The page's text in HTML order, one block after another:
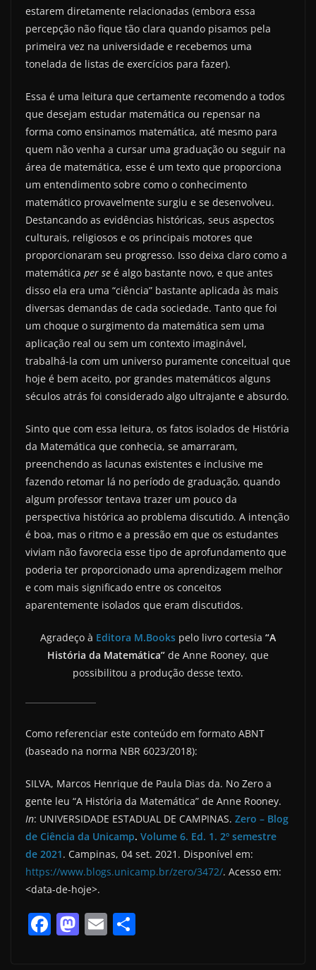
estarem diretamente relacionadas (embora essa
percepção não fique tão clara quando pisamos pela
primeira vez na universidade e recebemos uma
tonelada de listas de exercícios para fazer).
Essa é uma leitura que certamente recomendo a todos
que desejam estudar matemática ou repensar na
forma como ensinamos matemática, até mesmo para
quem não venha a cursar uma graduação ou seguir na
área de matemática, esse é um texto que proporciona
um entendimento sobre como o conhecimento
matemático provavelmente surgiu e se desenvolveu.
Destancando as evidências históricas, seus aspectos
culturais, religiosos e os principais motores que
proporcionaram seu progresso. Isso deixa claro como a
matemática per se é algo bastante novo, e que antes
disso ela era uma “ciência” bastante aplicada às mais
diversas demandas de cada sociedade. Tanto que foi
um choque o surgimento da matemática sem uma
aplicação real ou sem um contexto imaginável,
trabalhá-la com um universo puramente conceitual que
hoje é bem aceito, por grandes matemáticos alguns
séculos atrás foi considerado algo ultrajante e absurdo.
Sinto que com essa leitura, os fatos isolados de História
da Matemática que conhecia, se amarraram,
preenchendo as lacunas existentes e inclusive me
fazendo retomar lá no período de graduação, quando
algum professor tentava trazer um pouco da
perspectiva histórica ao problema discutido. A intenção
é boa, mas o ritmo e a pressão em que os estudantes
viviam não favorecia esse tipo de aprofundamento que
poderia ter proporcionado uma aprendizagem melhor
e com mais significado entre os conceitos
aparentemente isolados que eram discutidos.
Agradeço à Editora M.Books pelo livro cortesia “A
História da Matemática” de Anne Rooney, que
possibilitou a produção desse texto.
Como referenciar este conteúdo em formato ABNT
(baseado na norma NBR 6023/2018):
SILVA, Marcos Henrique de Paula Dias da. No Zero a
gente leu “A História da Matemática” de Anne Rooney.
In: UNIVERSIDADE ESTADUAL DE CAMPINAS. Zero – Blog
de Ciência da Unicamp. Volume 6. Ed. 1. 2º semestre
de 2021. Campinas, 04 set. 2021. Disponível em:
https://www.blogs.unicamp.br/zero/3472/. Acesso em:
<data-de-hoje>.
F M E